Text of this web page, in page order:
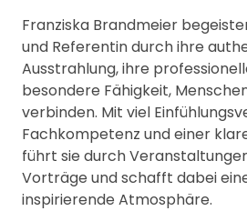
Franziska Brandmeier
und Referentin durch ihre
Ausstrahlung, ihre
besondere Fähigkeit,
verbinden. Mit viel
Fachkompetenz und einer
führt sie durch
Vorträge und schafft dabei
inspirierende Atmosphäre.